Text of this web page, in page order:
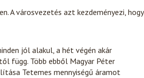
A városvezetés azt kezdeményezi, hogy
jól alakul, a hét végén akár
függ. Több ebből Magyar Péter
Tetemes mennyiségű áramot